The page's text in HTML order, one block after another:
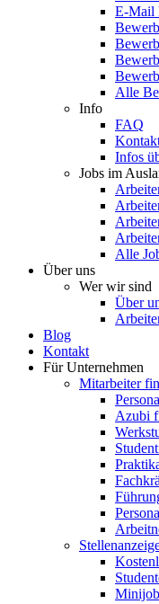
E-Mail
Alle
Info
FAQ
Infos
Jobs im
Alle
Über uns
Wer wir sind
Über
Blog
Kontakt
Für Unternehmen
Mitarbeiter
Azubi